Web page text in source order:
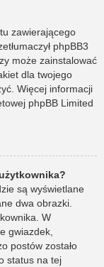
zawierającego
phpBB3
może zainstalować
dla twojego
Więcej informacji
phpBB Limited
są wyświetlane
dwa obrazki.
W
gwiazdek,
postów zostało
status na tej